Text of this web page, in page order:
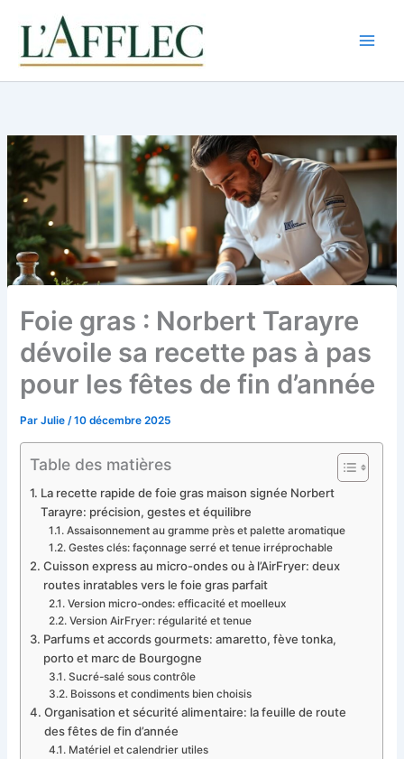
contenu
Foie gras : Norbert Tarayre
dévoile sa recette pas à pas
pour les fêtes de fin d’année
ParJulie/10 décembre 2025
Table des matières
La recette rapide de foie gras maison signée Norbert
Tarayre: précision, gestes et équilibre
Assaisonnement au gramme près et palette aromatique
Gestes clés: façonnage serré et tenue irréprochable
Cuisson express au micro-ondes ou à l’AirFryer: deux
routes inratables vers le foie gras parfait
Version micro-ondes: efficacité et moelleux
Version AirFryer: régularité et tenue
Parfums et accords gourmets: amaretto, fève tonka,
porto et marc de Bourgogne
Sucré-salé sous contrôle
Boissons et condiments bien choisis
Organisation et sécurité alimentaire: la feuille de route
des fêtes de fin d’année
Matériel et calendrier utiles